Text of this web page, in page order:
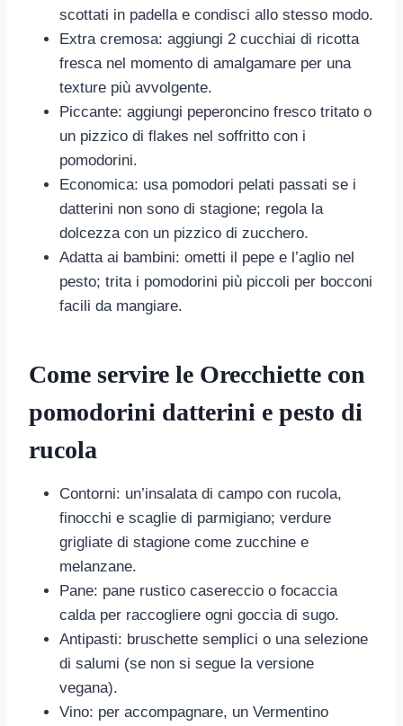
scottati in padella e condisci allo stesso modo.
Extra cremosa: aggiungi 2 cucchiai di ricotta
fresca nel momento di amalgamare per una
texture più avvolgente.
Piccante: aggiungi peperoncino fresco tritato o
un pizzico di flakes nel soffritto con i
pomodorini.
Economica: usa pomodori pelati passati se i
datterini non sono di stagione; regola la
dolcezza con un pizzico di zucchero.
Adatta ai bambini: ometti il pepe e l’aglio nel
pesto; trita i pomodorini più piccoli per bocconi
facili da mangiare.
Come servire le Orecchiette con
pomodorini datterini e pesto di
rucola
Contorni: un’insalata di campo con rucola,
finocchi e scaglie di parmigiano; verdure
grigliate di stagione come zucchine e
melanzane.
Pane: pane rustico casereccio o focaccia
calda per raccogliere ogni goccia di sugo.
Antipasti: bruschette semplici o una selezione
di salumi (se non si segue la versione
vegana).
Vino: per accompagnare, un Vermentino